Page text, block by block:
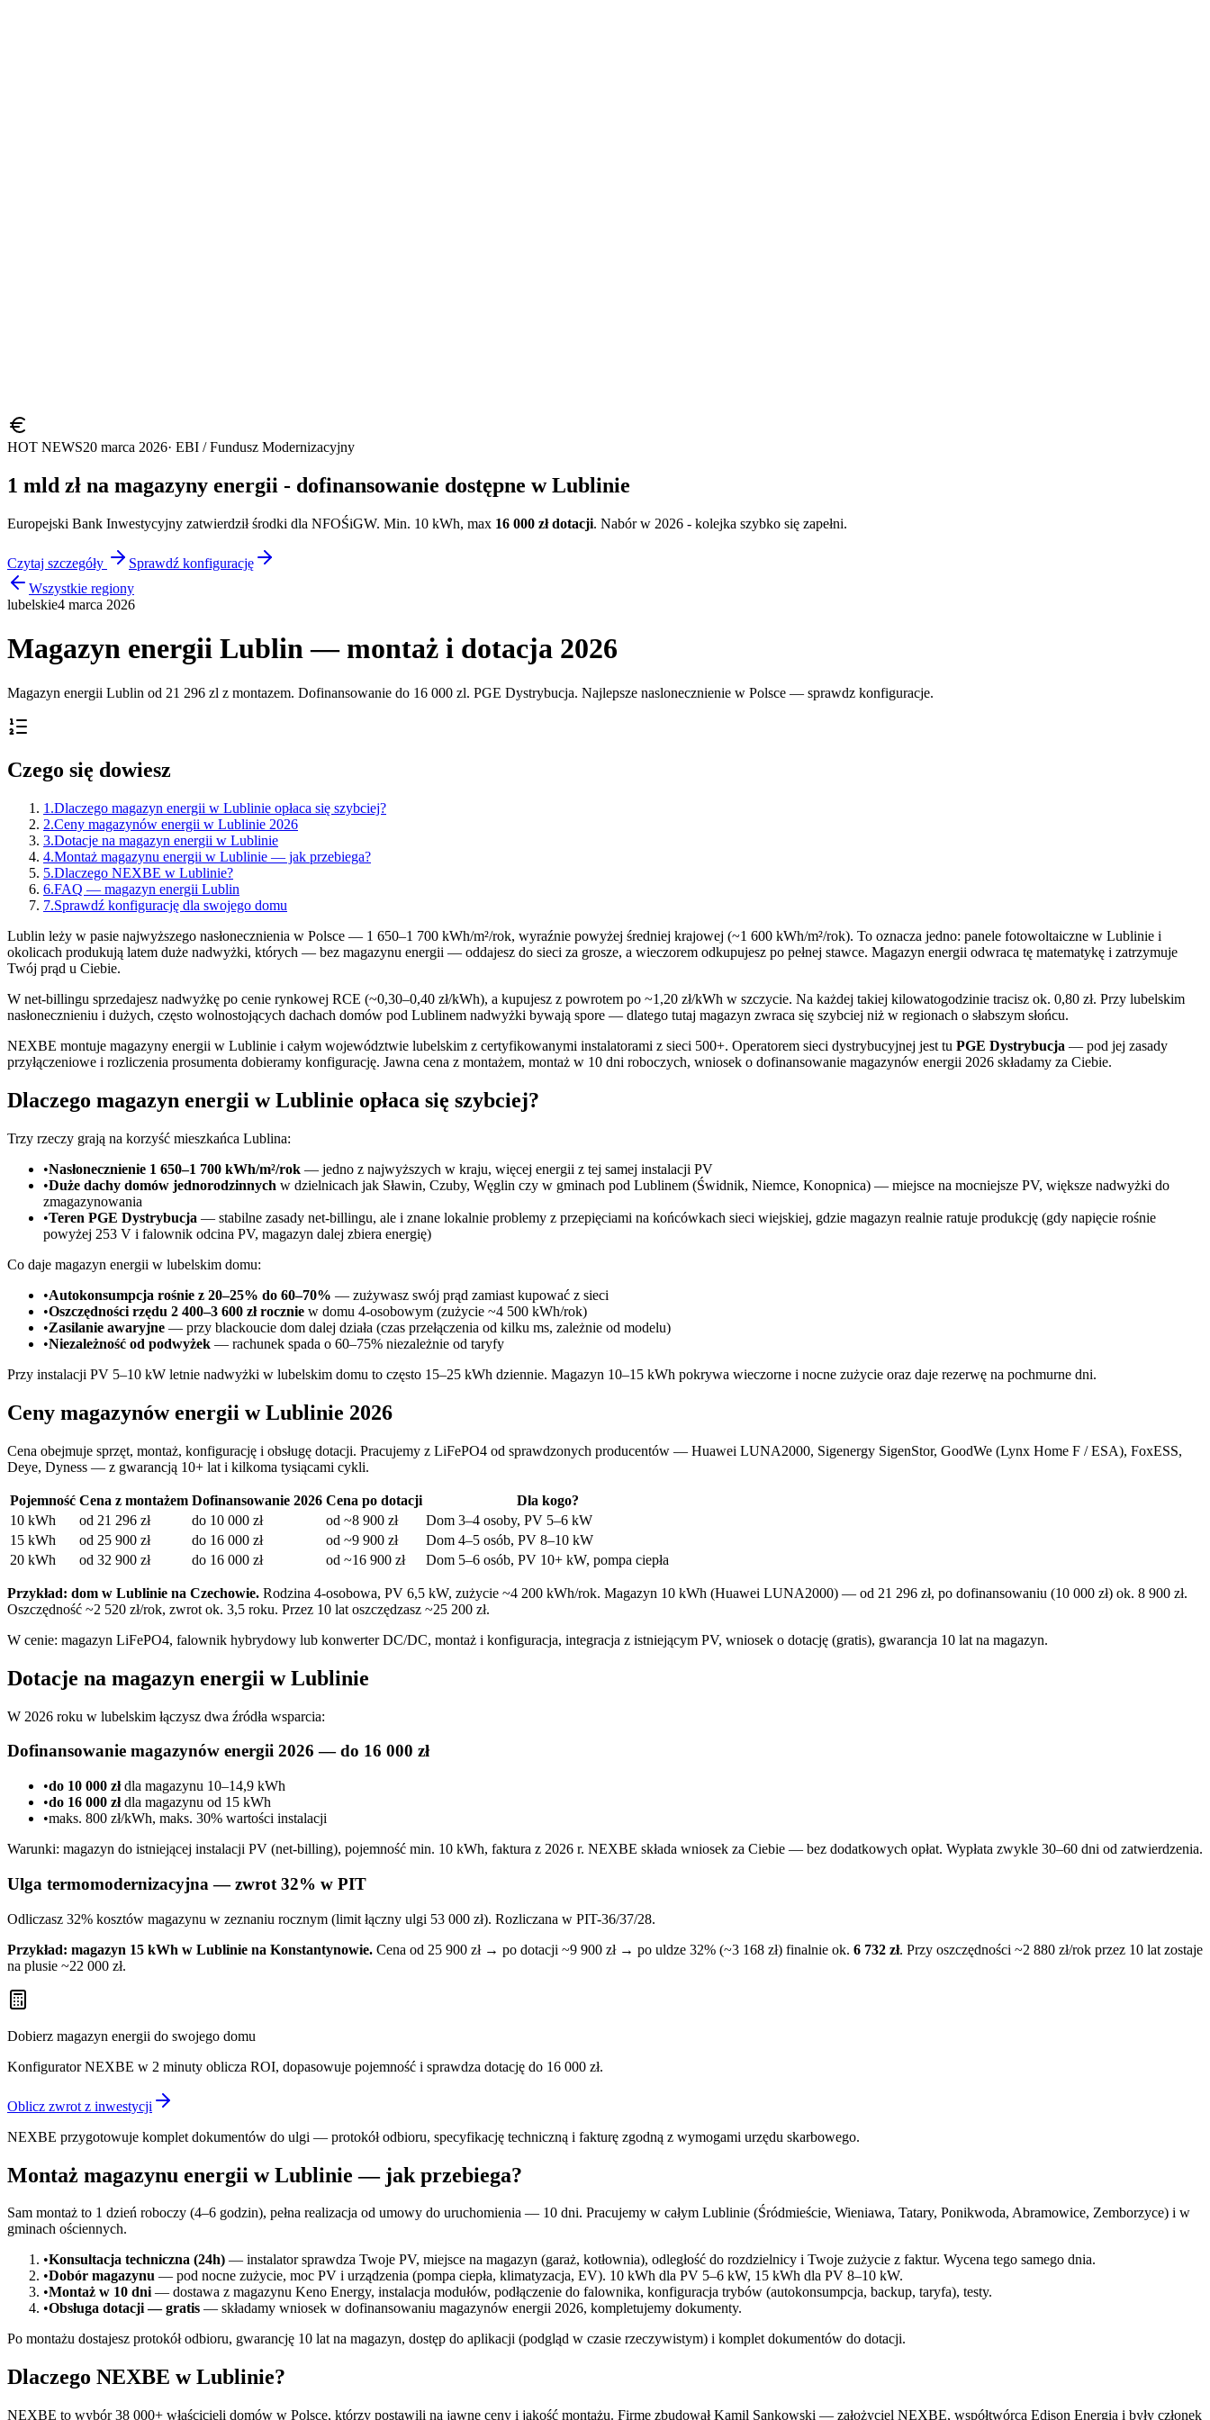
HOT NEWS20 marca 2026· EBI / Fundusz Modernizacyjny
1 mld zł na magazyny energii - dofinansowanie dostępne wLublinie
Europejski Bank Inwestycyjny zatwierdził środki dla NFOŚiGW. Min. 10 kWh, max 16 000 zł dotacji. Nabór w 2026 - kolejka szybko się zapełni.
Czytaj szczegóły
Sprawdź konfigurację
Wszystkie regiony
lubelskie4 marca 2026
Magazyn energii Lublin — montaż i dotacja 2026
Magazyn energii Lublin od 21 296 zl z montazem. Dofinansowanie do 16 000 zl. PGE Dystrybucja. Najlepsze naslonecznienie w Polsce — sprawdz konfiguracje.
Czego się dowiesz
1 .Dlaczego magazyn energii w Lublinie opłaca się szybciej?
2.Ceny magazynów energii w Lublinie 2026
3.Dotacje na magazyn energii w Lublinie
4.Montaż magazynu energii w Lublinie — jak przebiega?
5.Dlaczego NEXBE w Lublinie?
6.FAQ — magazyn energii Lublin
7.Sprawdź konfigurację dla swojego domu
Lublin leży w pasie najwyższego nasłonecznienia w Polsce — 1 650–1 700 kWh/m²/rok, wyraźnie powyżej średniej krajowej (~1 600 kWh/m²/rok). To oznacza jedno: panele fotowoltaiczne w Lublinie i
okolicach produkują latem duże nadwyżki, których — bez magazynu energii — oddajesz do sieci za grosze, a wieczorem odkupujesz po pełnej stawce. Magazyn energii odwraca tę matematykę i zatrzymuje
Twój prąd u Ciebie.
W net-billingu sprzedajesz nadwyżkę po cenie rynkowej RCE (~0,30–0,40 zł/kWh), a kupujesz z powrotem po ~1,20 zł/kWh w szczycie. Na każdej takiej kilowatogodzinie tracisz ok. 0,80 zł. Przy lubelskim
nasłonecznieniu i dużych, często wolnostojących dachach domów pod Lublinem nadwyżki bywają spore — dlatego tutaj magazyn zwraca się szybciej niż w regionach o słabszym słońcu.
NEXBE montuje magazyny energii w Lublinie i całym województwie lubelskim z certyfikowanymi instalatorami z sieci 500+. Operatorem sieci dystrybucyjnej jest tu PGE Dystrybucja — pod jej zasady
przyłączeniowe i rozliczenia prosumenta dobieramy konfigurację. Jawna cena z montażem, montaż w 10 dni roboczych, wniosek o dofinansowanie magazynów energii 2026 składamy za Ciebie.
Dlaczego magazyn energii w Lublinie opłaca się szybciej?
Trzy rzeczy grają na korzyść mieszkańca Lublina:
•Nasłonecznienie 1 650–1 700 kWh/m²/rok — jedno z najwyższych w kraju, więcej energii z tej samej instalacji PV
•Duże dachy domów jednorodzinnych w dzielnicach jak Sławin, Czuby, Węglin czy w gminach pod Lublinem (Świdnik, Niemce, Konopnica) — miejsce na mocniejsze PV, większe nadwyżki do
zmagazynowania
•Teren PGE Dystrybucja — stabilne zasady net-billingu, ale i znane lokalnie problemy z przepięciami na końcówkach sieci wiejskiej, gdzie magazyn realnie ratuje produkcję (gdy napięcie rośnie
powyżej 253 V i falownik odcina PV, magazyn dalej zbiera energię)
Co daje magazyn energii w lubelskim domu:
•Autokonsumpcja rośnie z 20–25% do 60–70% — zużywasz swój prąd zamiast kupować z sieci
•Oszczędności rzędu 2 400–3 600 zł rocznie w domu 4-osobowym (zużycie ~4 500 kWh/rok)
•Zasilanie awaryjne — przy blackoucie dom dalej działa (czas przełączenia od kilku ms, zależnie od modelu)
•Niezależność od podwyżek — rachunek spada o 60–75% niezależnie od taryfy
Przy instalacji PV 5–10 kW letnie nadwyżki w lubelskim domu to często 15–25 kWh dziennie. Magazyn 10–15 kWh pokrywa wieczorne i nocne zużycie oraz daje rezerwę na pochmurne dni.
Ceny magazynów energii w Lublinie 2026
Cena obejmuje sprzęt, montaż, konfigurację i obsługę dotacji. Pracujemy z LiFePO4 od sprawdzonych producentów — Huawei LUNA2000, Sigenergy SigenStor, GoodWe (Lynx Home F / ESA), FoxESS,
Deye, Dyness — z gwarancją 10+ lat i kilkoma tysiącami cykli.
Pojemność Cena z montażem Dofinansowanie 2026 Cena po dotacji
Dla kogo?
10 kWh
od 21 296 zł do 10 000 zł od ~8 900 zł
Dom 3–4 osoby, PV 5–6 kW
15 kWh
od 25 900 zł do 16 000 zł od ~9 900 zł
Dom 4–5 osób, PV 8–10 kW
20 kWh
od 32 900 zł do 16 000 zł od ~16 900 zł Dom 5–6 osób, PV 10+ kW, pompa ciepła
Przykład: dom w Lublinie na Czechowie. Rodzina 4-osobowa, PV 6,5 kW, zużycie ~4 200 kWh/rok. Magazyn 10 kWh (Huawei LUNA2000) — od 21 296 zł, po dofinansowaniu (10 000 zł) ok. 8 900 zł.
Oszczędność ~2 520 zł/rok, zwrot ok. 3,5 roku. Przez 10 lat oszczędzasz ~25 200 zł.
W cenie: magazyn LiFePO4, falownik hybrydowy lub konwerter DC/DC, montaż i konfiguracja, integracja z istniejącym PV, wniosek o dotację (gratis), gwarancja 10 lat na magazyn.
Dotacje na magazyn energii w Lublinie
W 2026 roku w lubelskim łączysz dwa źródła wsparcia:
Dofinansowanie magazynów energii 2026 — do 16 000 zł
•do 10 000 złdla magazynu 10–14,9 kWh
•do 16 000 złdla magazynu od 15 kWh
•maks. 800 zł/kWh, maks. 30% wartości instalacji
Warunki: magazyn do istniejącej instalacji PV (net-billing), pojemność min. 10 kWh, faktura z 2026 r. NEXBE składa wniosek za Ciebie — bez dodatkowych opłat. Wypłata zwykle 30–60 dni od zatwierdzenia.
Ulga termomodernizacyjna — zwrot 32% w PIT
Odliczasz 32% kosztów magazynu w zeznaniu rocznym (limit łączny ulgi 53 000 zł). Rozliczana w PIT-36/37/28.
Przykład: magazyn 15 kWh w Lublinie na Konstantynowie. Cena od 25 900 zł → po dotacji ~9 900 zł → po uldze 32% (~3 168 zł) finalnie ok. 6 732 zł. Przy oszczędności ~2 880 zł/rok przez 10 lat zostaje
na plusie ~22 000 zł.
Dobierz magazyn energii do swojego domu
Konfigurator NEXBE w 2 minuty oblicza ROI, dopasowuje pojemność i sprawdza dotację do 16 000 zł.
Oblicz zwrot z inwestycji
NEXBE przygotowuje komplet dokumentów do ulgi — protokół odbioru, specyfikację techniczną i fakturę zgodną z wymogami urzędu skarbowego.
Montaż magazynu energii w Lublinie — jak przebiega?
Sam montaż to 1 dzień roboczy (4–6 godzin), pełna realizacja od umowy do uruchomienia — 10 dni. Pracujemy w całym Lublinie (Śródmieście, Wieniawa, Tatary, Ponikwoda, Abramowice, Zemborzyce) i w
gminach ościennych.
•Konsultacja techniczna (24h) — instalator sprawdza Twoje PV, miejsce na magazyn (garaż, kotłownia), odległość do rozdzielnicy i Twoje zużycie z faktur. Wycena tego samego dnia.
•Dobór magazynu — pod nocne zużycie, moc PV i urządzenia (pompa ciepła, klimatyzacja, EV). 10 kWh dla PV 5–6 kW, 15 kWh dla PV 8–10 kW.
•Montaż w 10 dni— dostawa z magazynu Keno Energy, instalacja modułów, podłączenie do falownika, konfiguracja trybów (autokonsumpcja, backup, taryfa), testy.
•Obsługa dotacji — gratis — składamy wniosek w dofinansowaniu magazynów energii 2026, kompletujemy dokumenty.
Po montażu dostajesz protokół odbioru, gwarancję 10 lat na magazyn, dostęp do aplikacji (podgląd w czasie rzeczywistym) i komplet dokumentów do dotacji.
Dlaczego NEXBE w Lublinie?
NEXBE to wybór 38 000+ właścicieli domów w Polsce, którzy postawili na jawne ceny i jakość montażu. Firmę zbudował Kamil Sankowski — założyciel NEXBE, współtwórca Edison Energia i były członek